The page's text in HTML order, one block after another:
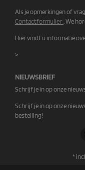
Als je opmerkingen of
Contactformulier . We
Hier vindt u informatie
>
NIEUWSBRIEF
Schrijf je in op onze
Schrijf je in op onze
bestelling!
*